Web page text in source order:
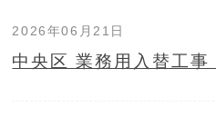
2026年06月21日
中央区 業務用入替工